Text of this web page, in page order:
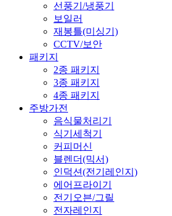
선풍기/냉풍기
보일러
재봉틀(미싱기)
CCTV/보안
패키지
2종 패키지
3종 패키지
4종 패키지
주방가전
음식물처리기
식기세척기
커피머신
블렌더(믹서)
인덕션(전기레인지)
에어프라이기
전기오븐/그릴
전자레인지